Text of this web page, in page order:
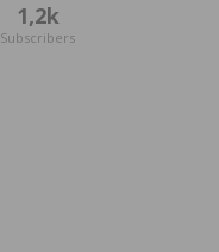
1,2k
Subscribers